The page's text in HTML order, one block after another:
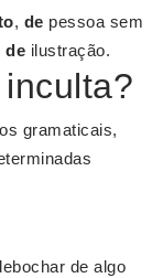
, de pessoa sem
de ilustração.
gramaticais,
de algo